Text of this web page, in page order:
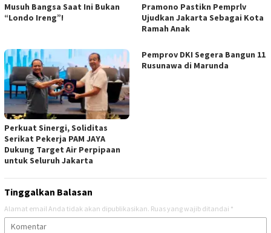
Musuh Bangsa Saat Ini Bukan
“Londo Ireng”!
Pramono Pastikn Pemprlv
Ujudkan Jakarta Sebagai Kota
Ramah Anak
Perkuat Sinergi, Soliditas
Serikat Pekerja PAM JAYA
Dukung Target Air Perpipaan
untuk Seluruh Jakarta
Pemprov DKI Segera Bangun 11
Rusunawa di Marunda
Tinggalkan Balasan
Alamat email Anda tidak akan dipublikasikan. Ruas yang wajib ditandai *